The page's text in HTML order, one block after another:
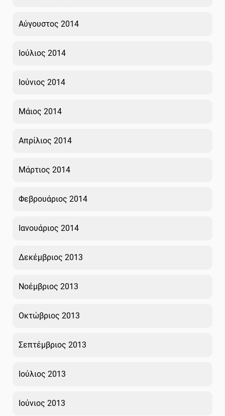
Αύγουστος 2014
Ιούλιος 2014
Ιούνιος 2014
Μάιος 2014
Απρίλιος 2014
Μάρτιος 2014
Φεβρουάριος 2014
Ιανουάριος 2014
Δεκέμβριος 2013
Νοέμβριος 2013
Οκτώβριος 2013
Σεπτέμβριος 2013
Ιούλιος 2013
Ιούνιος 2013